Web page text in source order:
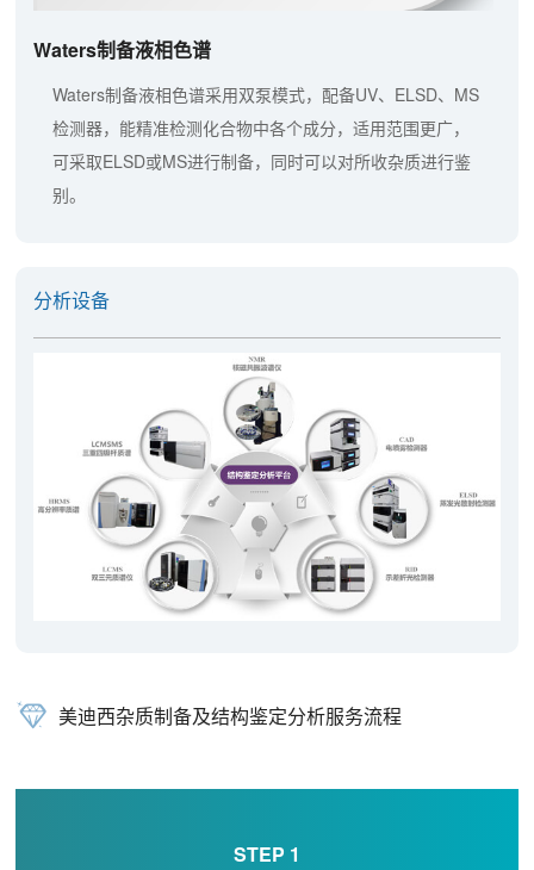
Waters制备液相色谱
Waters制备液相色谱采用双泵模式，配备UV、ELSD、MS
检测器，能精准检测化合物中各个成分，适用范围更广，
可采取ELSD或MS进行制备，同时可以对所收杂质进行鉴
别。
分析设备
美迪西杂质制备及结构鉴定分析服务流程
STEP 1